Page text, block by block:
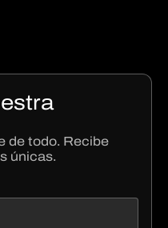
de todo. Recibe
únicas.